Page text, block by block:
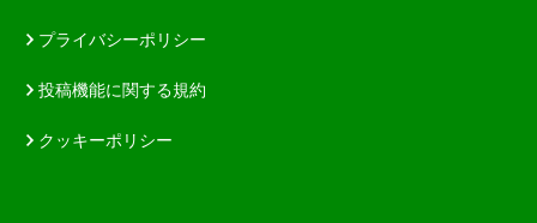
プライバシーポリシー
投稿機能に関する規約
クッキーポリシー